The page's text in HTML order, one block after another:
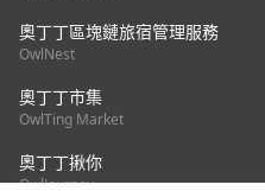
奧丁丁區塊鏈旅宿管理服務
OwlNest
奧丁丁市集
OwlTing Market
奧丁丁揪你
OwlJourney